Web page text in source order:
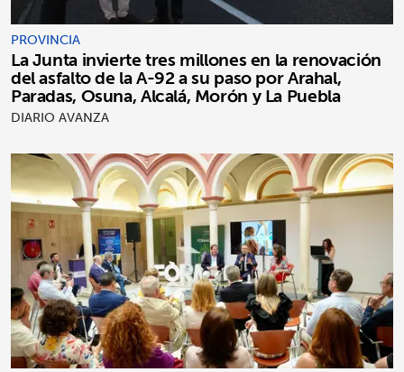
PROVINCIA
La Junta invierte tres millones en la renovación
del asfalto de la A-92 a su paso por Arahal,
Paradas, Osuna, Alcalá, Morón y La Puebla
DIARIO AVANZA